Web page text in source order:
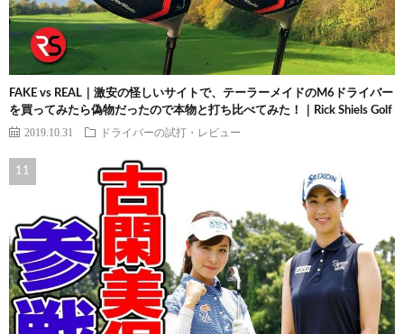
FAKE vs REAL｜激安の怪しいサイトで、テーラーメイドのM6ドライバー
を買ってみたら偽物だったので本物と打ち比べてみた！｜Rick Shiels Golf
2019.10.31 ドライバーの試打・レビュー